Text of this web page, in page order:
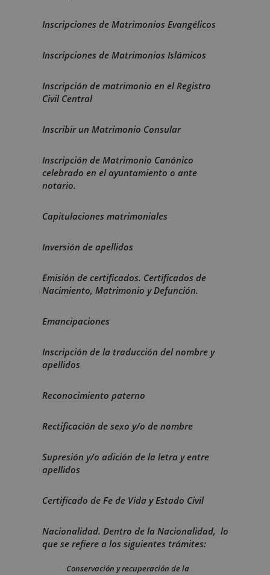
Inscripciones de Matrimonios Evangélicos
Inscripciones de Matrimonios Islámicos
Inscripción de matrimonio en el Registro
Civil Central
Inscribir un Matrimonio Consular
Inscripción de Matrimonio Canónico
celebrado en el ayuntamiento o ante
notario.
Capitulaciones matrimoniales
Inversión de apellidos
Emisión de certificados. Certificados de
Nacimiento, Matrimonio y Defunción.
Emancipaciones
Inscripción de la traducción del nombre y
apellidos
Reconocimiento paterno
Rectificación de sexo y/o de nombre
Supresión y/o adición de la letra y entre
apellidos
Certificado de Fe de Vida y Estado Civil
Nacionalidad. Dentro de la Nacionalidad, lo
que se refiere a los siguientes trámites:
Conservación y recuperación de la